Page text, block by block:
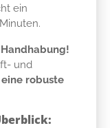
ein
und
eine robuste